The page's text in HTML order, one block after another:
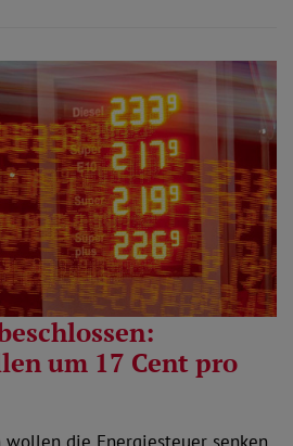
um 17 Cent pro